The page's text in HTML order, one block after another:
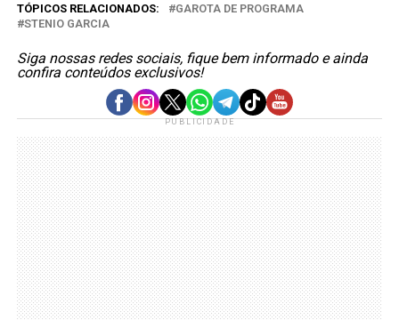
TÓPICOS RELACIONADOS:
GAROTA DE PROGRAMA
STENIO GARCIA
Siga nossas redes sociais, fique bem informado e ainda
confira conteúdos exclusivos!
PUBLICIDADE